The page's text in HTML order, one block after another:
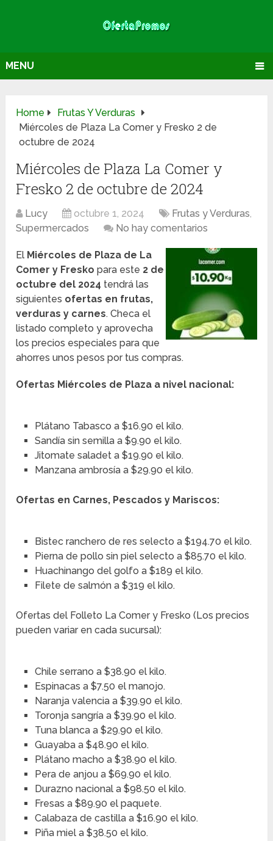
MENU
Home
Frutas Y Verduras
Miércoles de Plaza La Comer y Fresko 2 de
octubre de 2024
Miércoles de Plaza La Comer y
Fresko 2 de octubre de 2024
Lucy octubre 1, 2024 Frutas y Verduras,
Supermercados
No hay comentarios
El Miércoles de Plaza de La
Comer y Fresko para este 2 de
octubre del 2024 tendrá las
siguientes ofertas en frutas,
verduras y carnes. Checa el
listado completo y aprovecha
los precios especiales para que
ahorres unos pesos por tus compras.
Ofertas Miércoles de Plaza a nivel nacional:
Plátano Tabasco a $16.90 el kilo.
Sandía sin semilla a $9.90 el kilo.
Jitomate saladet a $19.90 el kilo.
Manzana ambrosía a $29.90 el kilo.
Ofertas en Carnes, Pescados y Mariscos:
Bistec ranchero de res selecto a $194.70 el kilo.
Pierna de pollo sin piel selecto a $85.70 el kilo.
Huachinango del golfo a $189 el kilo.
Filete de salmón a $319 el kilo.
Ofertas del Folleto La Comer y Fresko (Los precios
pueden variar en cada sucursal):
Chile serrano a $38.90 el kilo.
Espinacas a $7.50 el manojo.
Naranja valencia a $39.90 el kilo.
Toronja sangría a $39.90 el kilo.
Tuna blanca a $29.90 el kilo.
Guayaba a $48.90 el kilo.
Plátano macho a $38.90 el kilo.
Pera de anjou a $69.90 el kilo.
Durazno nacional a $98.50 el kilo.
Fresas a $89.90 el paquete.
Calabaza de castilla a $16.90 el kilo.
Piña miel a $38.50 el kilo.